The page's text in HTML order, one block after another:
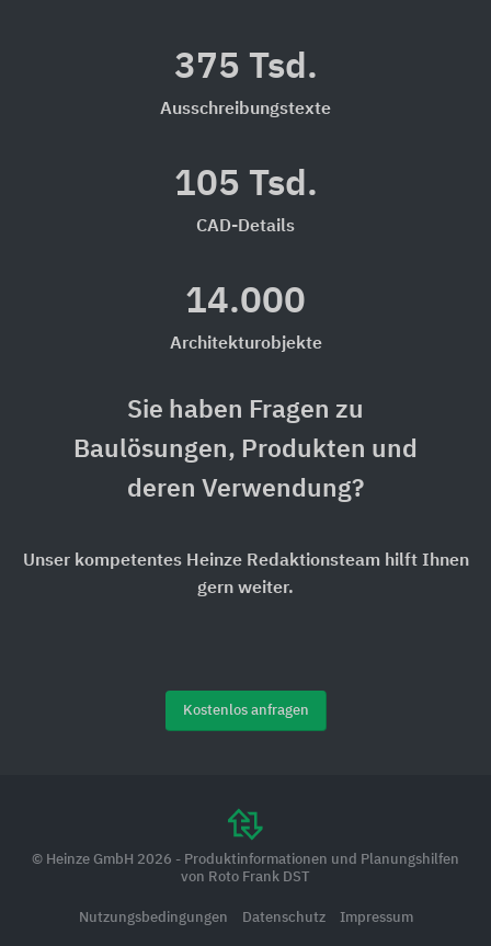
375 Tsd.
Ausschreibungstexte
105 Tsd.
CAD-Details
14.000
Architekturobjekte
Sie haben Fragen zu
Baulösungen, Produkten und
deren Verwendung?
Unser kompetentes Heinze Redaktionsteam hilft Ihnen
gern weiter.
Kostenlos anfragen
© Heinze GmbH 2026 - Produktinformationen und Planungshilfen
von Roto Frank DST
Nutzungsbedingungen Datenschutz Impressum